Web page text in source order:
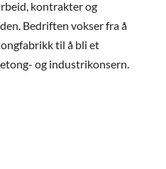
kontrakter og
Bedriften vokser fra å
til å bli et
og industrikonsern.